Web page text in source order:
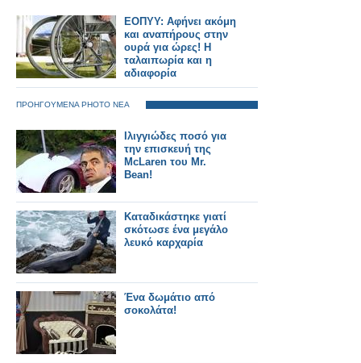
ΕΟΠΥΥ: Αφήνει ακόμη
και αναπήρους στην
ουρά για ώρες! Η
ταλαιπωρία και η
αδιαφορία
ΠΡΟΗΓΟΥΜΕΝΑ PHOTO ΝΕΑ
Ιλιγγιώδες ποσό για
την επισκευή της
McLaren του Mr.
Bean!
Καταδικάστηκε γιατί
σκότωσε ένα μεγάλο
λευκό καρχαρία
Ένα δωμάτιο από
σοκολάτα!